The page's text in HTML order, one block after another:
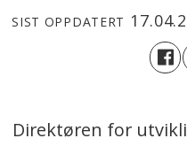
SIST OPPDATERT
Direktøren for